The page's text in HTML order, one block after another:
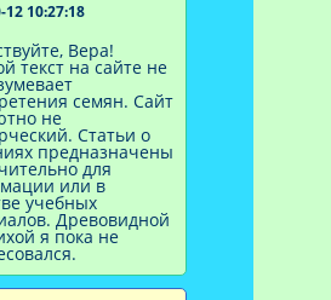
12 10:27:18
Вера!
текст на сайте не
семян. Сайт
не
Статьи о
предназначены
для
или в
учебных
Древовидной
я пока не